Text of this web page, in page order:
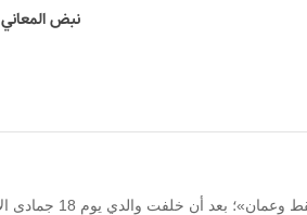
نبض المعاني
1390هـ الموافق 23 يوليو... السلطان قابوس بن سعيد..وعُمان جديدة